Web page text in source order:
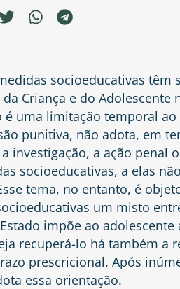
socioeducativas
Criança e do
é uma limitação temporal
punitiva, não adota, em
investigação, a ação penal
socioeducativas, a elas
tema, no entanto, é
um misto
impõe ao
recuperá-lo há também a
prescricional. Após
essa orientação.